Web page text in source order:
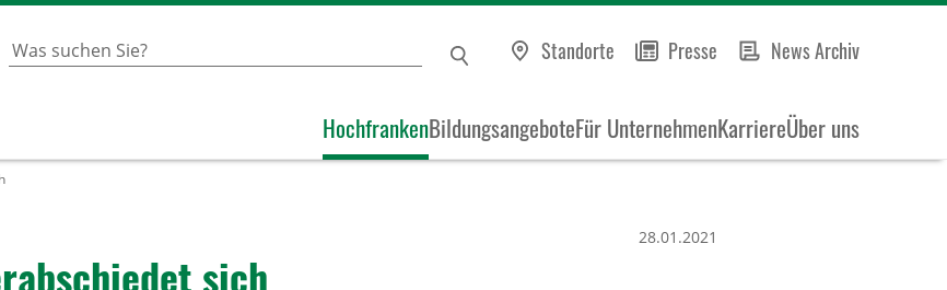
Standorte Presse News Archiv
HochfrankenBildungsangeboteFür UnternehmenKarriereÜber uns
sich
28.01.2021